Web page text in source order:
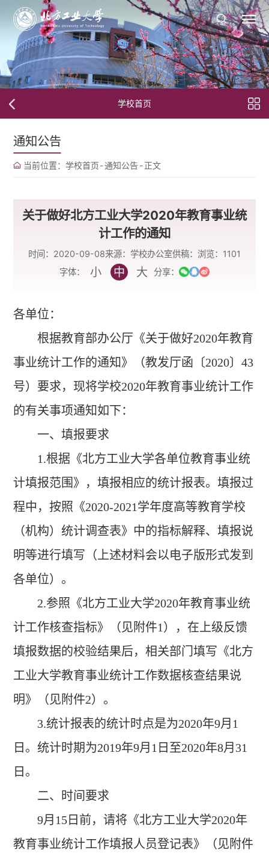
学校首页
通知公告
当前位置： 学校首页-通知公告-正文
关于做好北方工业大学2020年教育事业统
计工作的通知
时间：2020-09-08来源：学校办公室供稿： 浏览： 1101
字体：
小 中 大 分享：
各单位：
根据教育部办公厅《关于做好2020年教育
事业统计工作的通知》（教发厅函〔2020〕43
号）要求，现将学校2020年教育事业统计工作
的有关事项通知如下：
一、填报要求
1.根据《北方工业大学各单位教育事业统
计填报范围》，填报相应的统计报表。填报过
程中，按照《2020-2021学年度高等教育学校
（机构）统计调查表》中的指标解释、填报说
明等进行填写（上述材料会以电子版形式发到
各单位）。
2.参照《北方工业大学2020年教育事业统
计工作核查指标》（见附件1 ），在上级反馈
填报数据的校验结果后，相关部门填写《北方
工业大学教育事业统计工作数据核查结果说
明》（见附件2）。
3.统计报表的统计时点是为2020年9月 1
日。统计时期为2019年9月 1 日至2020年8月 31
日。
二、时间要求
9月 15 日前，请将《北方工业大学2020年
教育事业统计工作填报人员登记表》（见附件